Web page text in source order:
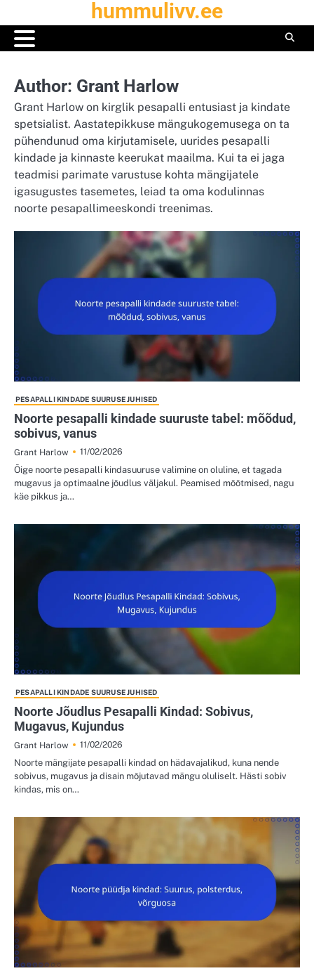
to
content
hummulivv.ee
Author: Grant Harlow
Grant Harlow on kirglik pesapalli entusiast ja kindate
spetsialist. Aastatepikkuse mängukogemusega on ta
pühendunud oma kirjutamisele, uurides pesapalli
kindade ja kinnaste keerukat maailma. Kui ta ei jaga
teadmisi parimate varustuse kohta mängijatele
igasugustes tasemetes, leiad ta oma kodulinnas
noorte pesapallimeeskondi treenimas.
PESAPALLI KINDADE SUURUSE JUHISED
Noorte pesapalli kindade suuruste tabel: mõõdud,
sobivus, vanus
Grant Harlow
11/02/2026
Õige noorte pesapalli kindasuuruse valimine on oluline, et tagada
mugavus ja optimaalne jõudlus väljakul. Peamised mõõtmised, nagu
käe pikkus ja…
PESAPALLI KINDADE SUURUSE JUHISED
Noorte Jõudlus Pesapalli Kindad: Sobivus,
Mugavus, Kujundus
Grant Harlow
11/02/2026
Noorte mängijate pesapalli kindad on hädavajalikud, kuna nende
sobivus, mugavus ja disain mõjutavad mängu oluliselt. Hästi sobiv
kindas, mis on…